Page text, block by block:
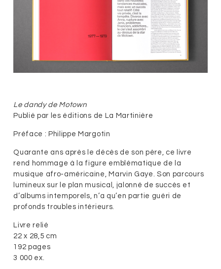
Le dandy de Motown
Publié par les éditions de La Martinière
Préface : Philippe Margotin
Quarante ans après le décès de son père, ce livre
rend hommage à la figure emblématique de la
musique afro-américaine, Marvin Gaye. Son parcours
lumineux sur le plan musical, jalonné de succès et
d’albums intemporels, n’a qu’en partie guéri de
profonds troubles intérieurs.
Livre relié
22 x 28,5 cm
192 pages
3 000 ex.